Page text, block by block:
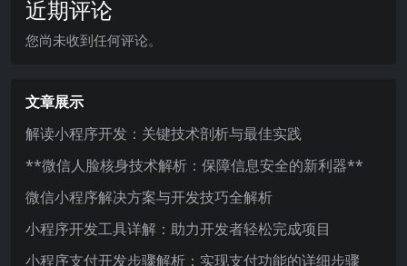
近期评论
您尚未收到任何评论。
文章展示
解读小程序开发：关键技术剖析与最佳实践
**微信人脸核身技术解析：保障信息安全的新利器**
微信小程序解决方案与开发技巧全解析
小程序开发工具详解：助力开发者轻松完成项目
小程序支付开发步骤解析：实现支付功能的详细步骤